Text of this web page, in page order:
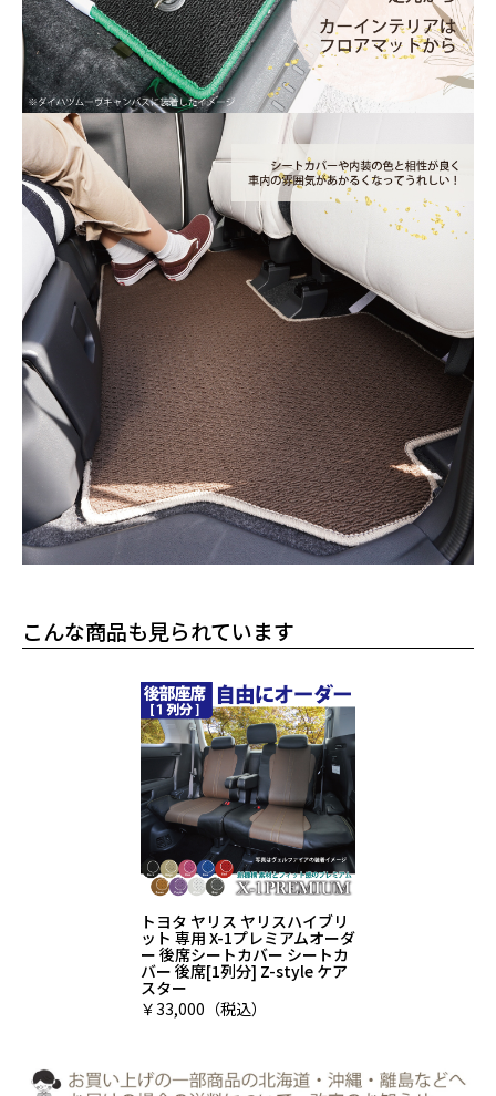
こんな商品も見られています
トヨタ ヤリス ヤリスハイブリ
ット 専用 X-1プレミアムオーダ
ー 後席シートカバー シートカ
バー 後席[1列分] Z-style ケア
スター
￥33,000（税込）